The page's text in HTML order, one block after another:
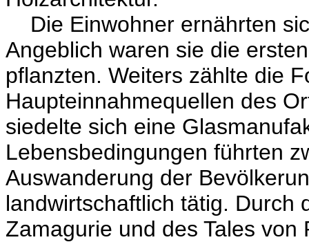
Die Einwohner ernährten
Angeblich waren sie die
pflanzten. Weiters zählte die
Haupteinnahmequellen des
siedelte sich eine
Lebensbedingungen führten
Auswanderung der
landwirtschaftlich tätig. Durch
Zamagurie und des Tales von